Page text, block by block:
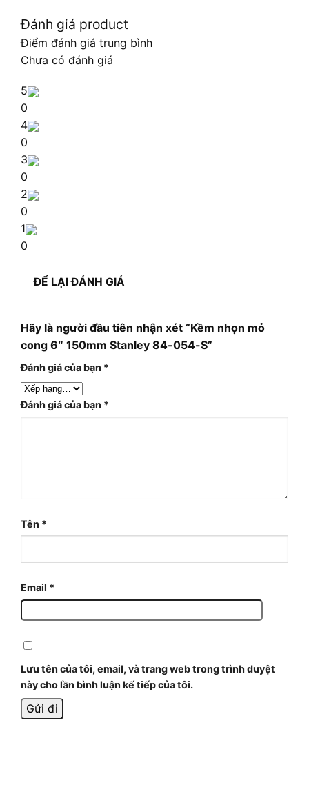
Đánh giá product
Điểm đánh giá trung bình
Chưa có đánh giá
5
0
4
0
3
0
2
0
1
0
ĐỂ LẠI ĐÁNH GIÁ
Hãy là người đầu tiên nhận xét “Kềm nhọn mỏ
cong 6″ 150mm Stanley 84-054-S”
Đánh giá của bạn *
Đánh giá của bạn *
Tên *
Email *
Lưu tên của tôi, email, và trang web trong trình duyệt
này cho lần bình luận kế tiếp của tôi.